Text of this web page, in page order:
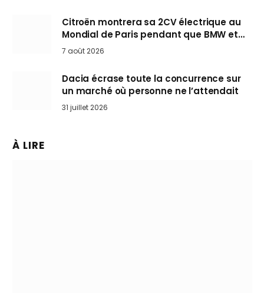
Citroën montrera sa 2CV électrique au
Mondial de Paris pendant que BMW et
Mini désertent le salon
7 août 2026
Dacia écrase toute la concurrence sur
un marché où personne ne l’attendait
31 juillet 2026
À LIRE